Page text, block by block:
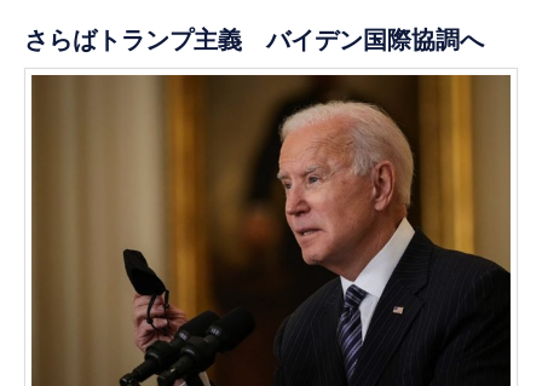
さらばトランプ主義 バイデン国際協調へ